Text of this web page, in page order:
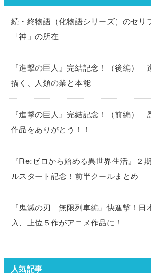
続・終物語（化物語シリーズ）のセリ
「神」の所在
『進撃の巨人』完結記念！（後編）
描く、人類の業と本能
『進撃の巨人』完結記念！（前編）
作品をありがとう！！
『Re:ゼロから始める異世界生活』
ルスタート記念！前半クールまとめ
『鬼滅の刃 無限列車編』快進撃！日
入、上位５作がアニメ作品に！
人気記事